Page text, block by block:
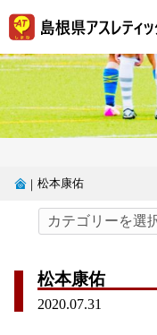
｜ 松本康佑
松本康佑
2020.07.31